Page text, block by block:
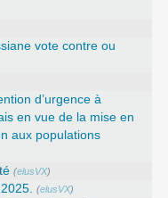
vote contre ou
d’urgence à
en vue de la mise en
aux populations
(elusVX)
(elusVX)